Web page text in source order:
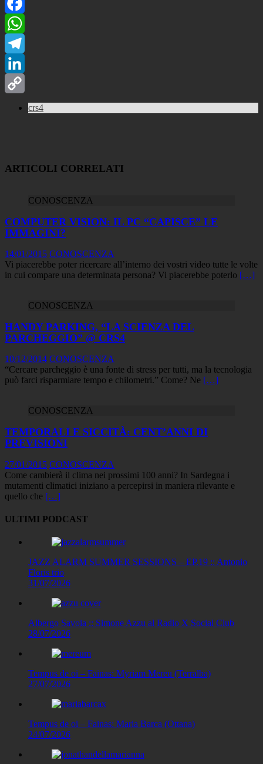
Facebook
WhatsApp
Telegram
LinkedIn
crs4
ARTICOLI CORRELATI
CONOSCENZA
COMPUTER VISION: IL PC “CAPISCE” LE
IMMAGINI?
14/01/2015 CONOSCENZA
Vi piacerebbe poter ricercare all’interno dei vostri video tutte le volte
in cui compare una determinata persona? Vi piacerebbe poterlo […]
CONOSCENZA
HANDY PARKING, “LA SCIENZA DEL
PARCHEGGIO” @ CRS4
10/12/2014 CONOSCENZA
“Cercare parcheggio è una fonte di stress per tutti, ma la tecnologia
può farci risparmiare tempo e chilometri.” Come? Ne […]
CONOSCENZA
TEMPORALI E SICCITÀ: CENT’ANNI DI
PREVISIONI
27/01/2015 CONOSCENZA
Come cambierà il clima nei prossimi 100 anni? In Sardegna i
mutamenti climatici iniziano a percepirsi in maniera rilevante e
quello che […]
ULTIMI PODCAST
JAZZ ALARM SUMMER SESSIONS – EP.19 :: Antonio
Floris trio
31/07/2026
Albergo Savoia :: Simone Azzu al Radio X Social Club
28/07/2026
Tempus de oi – Fainas: Myriam Mereu (Terralba)
27/07/2026
Tempus de oi – Fainas: Maria Barca (Ottana)
24/07/2026